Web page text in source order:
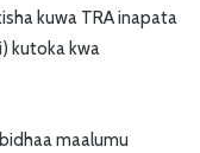
kuwa TRA inapata
kutoka kwa
maalumu